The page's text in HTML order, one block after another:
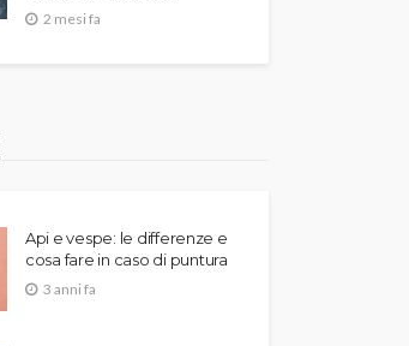
2 mesi fa
Api e vespe: le differenze e
cosa fare in caso di puntura
3 anni fa